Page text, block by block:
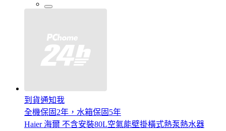
到貨通知我
全機保固2年，水箱保固5年
Haier 海爾 不含安裝80L空氣能壁掛橫式熱泵熱水器